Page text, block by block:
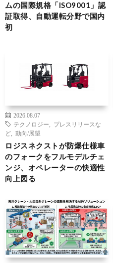
ムの国際規格「ISO9001」認
証取得、自動運転分野で国内
初
2026.08.07
テクノロジー
プレスリリースな
ど
動向/展望
ロジスネクストが防爆仕様車
のフォークをフルモデルチェ
ンジ、オペレーターの快適性
向上図る